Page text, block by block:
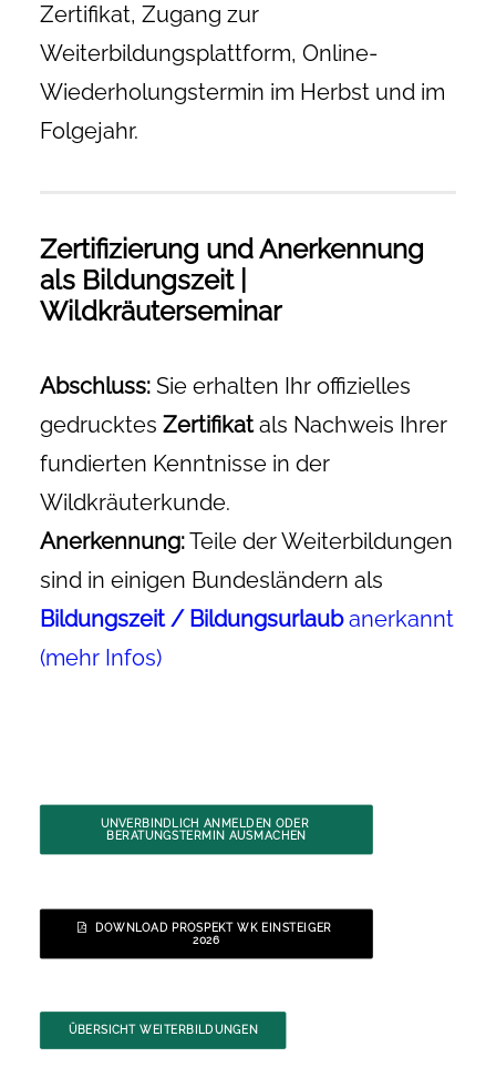
Zertifikat, Zugang zur
Weiterbildungsplattform, Online-
Wiederholungstermin im Herbst und im
Folgejahr.
Zertifizierung und Anerkennung
als Bildungszeit |
Wildkräuterseminar
Abschluss: Sie erhalten Ihr offizielles
gedrucktes Zertifikatals Nachweis Ihrer
fundierten Kenntnisse in der
Wildkräuterkunde.
Anerkennung:Teile der Weiterbildungen
sind in einigen Bundesländern als
Bildungszeit / Bildungsurlaubanerkannt
(mehr Infos)
UNVERBINDLICH ANMELDEN ODER
BERATUNGSTERMIN AUSMACHEN
DOWNLOAD PROSPEKT WK EINSTEIGER
2026
ÜBERSICHT WEITERBILDUNGEN